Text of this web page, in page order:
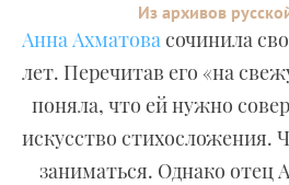
Из архивов
Анна Ахматовасочинила
лет. Перечитав его «на
поняла, что ей нужно
искусство стихосложения.
заниматься. Однако отец